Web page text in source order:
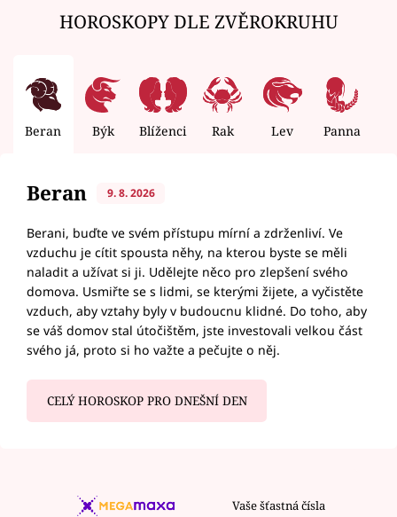
HOROSKOPY DLE ZVĚROKRUHU
Beran Býk Blíženci Rak Lev Panna
Beran 9. 8. 2026
Berani, buďte ve svém přístupu mírní a zdrženliví. Ve
vzduchu je cítit spousta něhy, na kterou byste se měli
naladit a užívat si ji. Udělejte něco pro zlepšení svého
domova. Usmiřte se s lidmi, se kterými žijete, a vyčistěte
vzduch, aby vztahy byly v budoucnu klidné. Do toho, aby
se váš domov stal útočištěm, jste investovali velkou část
svého já, proto si ho važte a pečujte o něj.
CELÝ HOROSKOP PRO DNEŠNÍ DEN
Vaše šťastná čísla